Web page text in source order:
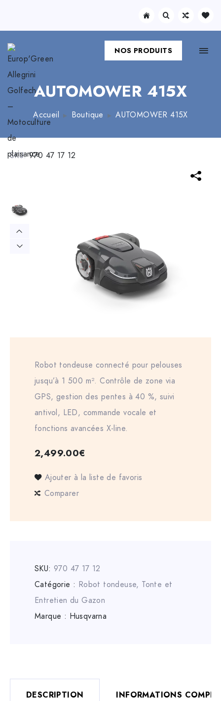
NOS PRODUITS
AUTOMOWER 415X
Accueil Boutique AUTOMOWER 415X
SKU:970 47 17 12
Robot tondeuse connecté pour pelouses
jusqu’à 1 500 m². Contrôle de zone via
GPS, gestion des pentes à 40 %, suivi
antivol, LED, commande vocale et
fonctions avancées X-line.
2,499.00€
Ajouter à la liste de favoris
Comparer
SKU: 970 47 17 12
Catégorie : Robot tondeuse, Tonte et
Entretien du Gazon
Marque : Husqvarna
DESCRIPTION INFORMATIONS